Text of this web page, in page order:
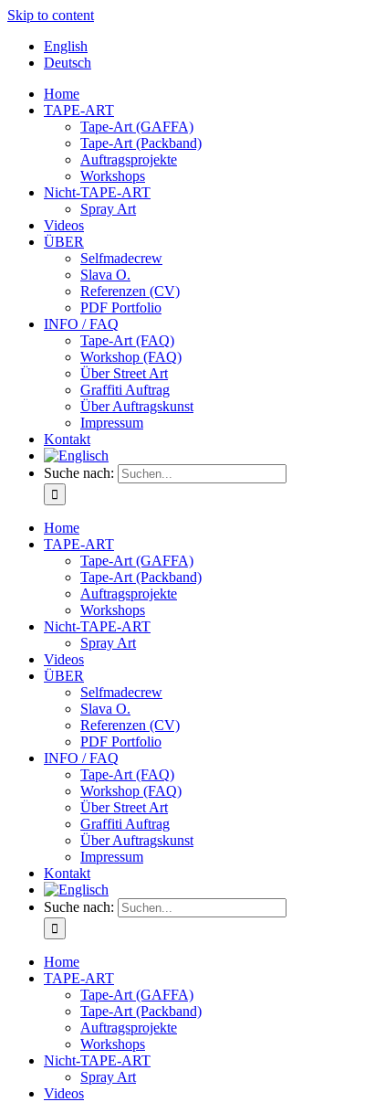
Skip to content
English
Deutsch
Home
TAPE-ART
Tape-Art (GAFFA)
Tape-Art (Packband)
Auftragsprojekte
Workshops
Nicht-TAPE-ART
Spray Art
Videos
ÜBER
Selfmadecrew
Slava O.
Referenzen (CV)
PDF Portfolio
INFO / FAQ
Tape-Art (FAQ)
Workshop (FAQ)
Über Street Art
Graffiti Auftrag
Über Auftragskunst
Impressum
Kontakt
Suche nach:
Home
TAPE-ART
Tape-Art (GAFFA)
Tape-Art (Packband)
Auftragsprojekte
Workshops
Nicht-TAPE-ART
Spray Art
Videos
ÜBER
Selfmadecrew
Slava O.
Referenzen (CV)
PDF Portfolio
INFO / FAQ
Tape-Art (FAQ)
Workshop (FAQ)
Über Street Art
Graffiti Auftrag
Über Auftragskunst
Impressum
Kontakt
Suche nach:
Home
TAPE-ART
Tape-Art (GAFFA)
Tape-Art (Packband)
Auftragsprojekte
Workshops
Nicht-TAPE-ART
Spray Art
Videos